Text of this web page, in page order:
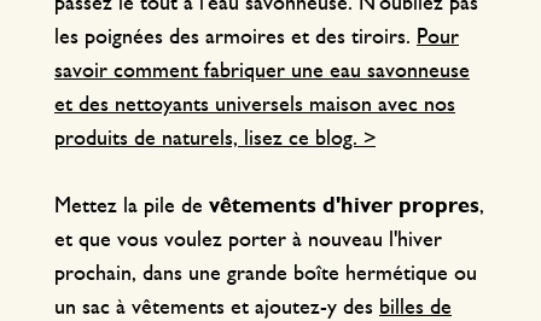
les poignées des armoires et des tiroirs. Pour
savoir comment fabriquer une eau savonneuse
et des nettoyants universels maison avec nos
produits de naturels, lisez ce blog. >
Mettez la pile de vêtements d'hiver propres,
et que vous voulez porter à nouveau l'hiver
prochain, dans une grande boîte hermétique ou
un sac à vêtements et ajoutez-y des billes de